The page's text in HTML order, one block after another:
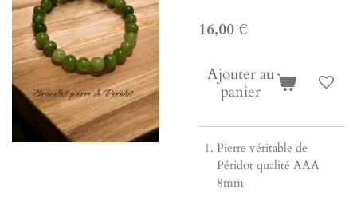
16,00 €
Ajouter au
panier
Pierre véritable de
Péridot qualité AAA
8mm